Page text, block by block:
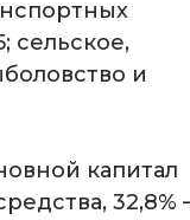
сельское,
и
капитал
32,8%